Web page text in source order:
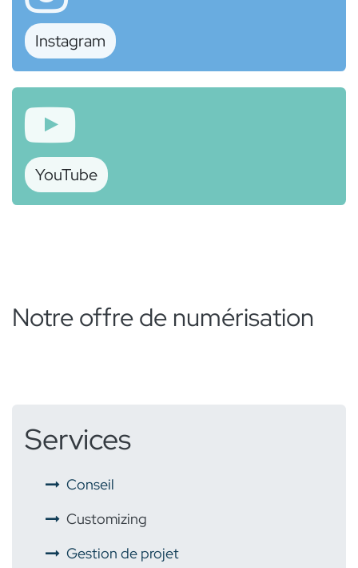
Instagram
Y​​ouTube
Notre offre de numérisation
Services
Conseil
Customizing
Gestion de projet